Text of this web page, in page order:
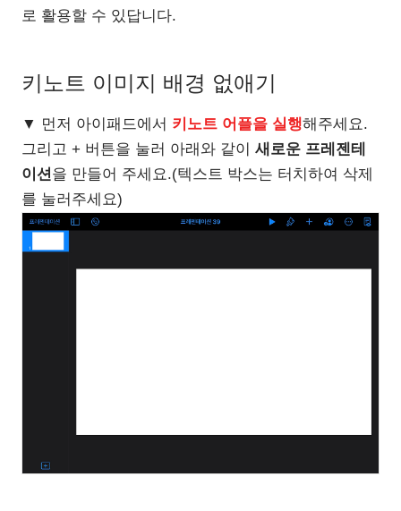
로 활용할 수 있답니다.
키노트 이미지 배경 없애기
▼ 먼저 아이패드에서 키노트 어플을 실행해주세요.
그리고 + 버튼을 눌러 아래와 같이 새로운 프레젠테
이션을 만들어 주세요.(텍스트 박스는 터치하여 삭제
를 눌러주세요)